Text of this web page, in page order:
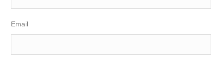
Email